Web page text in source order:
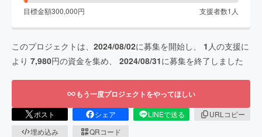
目標金額300,000円 支援者数1 人
このプロジェクトは、 2024/08/02に募集を開始し、 1 人の支援に
より 7,980円の資金を集め、 2024/08/31に募集を終了しました
もう一度プロジェクトをやってほしい
ポスト シェア LINEで送る
URLコピー
埋め込み
QRコード